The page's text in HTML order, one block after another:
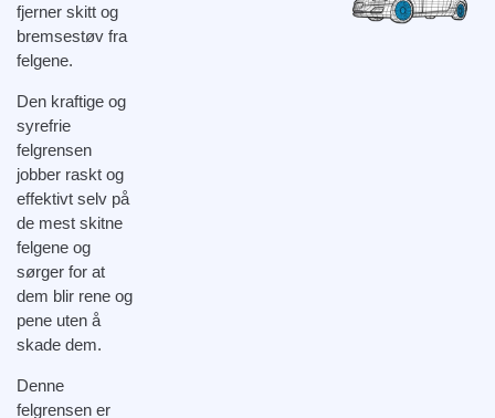
fjerner skitt og
bremsestøv fra
felgene.
Den kraftige og
syrefrie
felgrensen
jobber raskt og
effektivt selv på
de mest skitne
felgene og
sørger for at
dem blir rene og
pene uten å
skade dem.
Denne
felgrensen er